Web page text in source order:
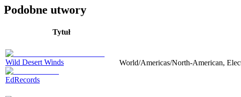
Podobne utwory
Tytuł
Wild Desert Winds
EdRecords
World/Americas/North-American,